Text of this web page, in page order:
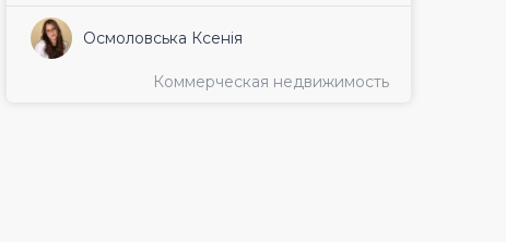
Осмоловська Ксенія
Коммерческая недвижимость